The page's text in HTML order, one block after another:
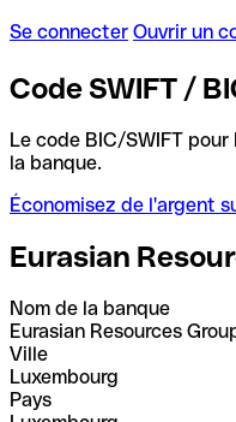
Se connecter Ouvrir un
Code SWIFT /
Le code BIC/SWIFT pour
la banque.
Économisez de l'argent
Eurasian
Nom de la banque
Eurasian Resources
Ville
Luxembourg
Pays